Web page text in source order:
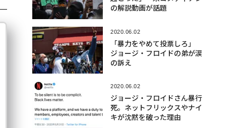
の解説動画が話題
2020.06.02
「暴力をやめて投票しろ」
ジョージ・フロイドの弟が涙
の訴え
2020.06.02
ジョージ・フロイドさん暴行
死。ネットフリックスやナイ
キが沈黙を破った理由